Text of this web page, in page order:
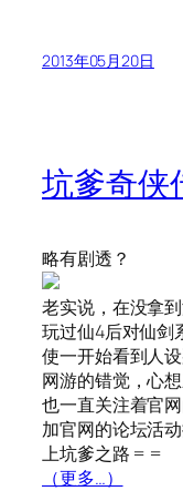
2013年05月20日
坑爹奇侠
略有剧透？
老实说，在没拿
玩过仙4后对仙剑
使一开始看到人
网游的错觉，心
也一直关注着官
加官网的论坛活
上坑爹之路 = =
（更多…）